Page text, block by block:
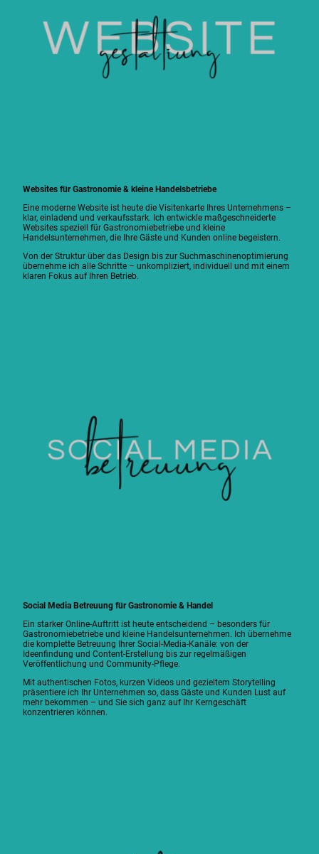
Websites für Gastronomie & kleine Handelsbetriebe
Eine moderne Website ist heute die Visitenkarte Ihres Unternehmens –
klar, einladend und verkaufsstark. Ich entwickle maßgeschneiderte
Websites speziell für Gastronomiebetriebe und kleine
Handelsunternehmen, die Ihre Gäste und Kunden online begeistern.
Von der Struktur über das Design bis zur Suchmaschinenoptimierung
übernehme ich alle Schritte – unkompliziert, individuell und mit einem
klaren Fokus auf Ihren Betrieb.
Social Media Betreuung für Gastronomie & Handel
Ein starker Online-Auftritt ist heute entscheidend – besonders für
Gastronomiebetriebe und kleine Handelsunternehmen. Ich übernehme
die komplette Betreuung Ihrer Social-Media-Kanäle: von der
Ideenfindung und Content-Erstellung bis zur regelmäßigen
Veröffentlichung und Community-Pflege.
Mit authentischen Fotos, kurzen Videos und gezieltem Storytelling
präsentiere ich Ihr Unternehmen so, dass Gäste und Kunden Lust auf
mehr bekommen – und Sie sich ganz auf Ihr Kerngeschäft
konzentrieren können.